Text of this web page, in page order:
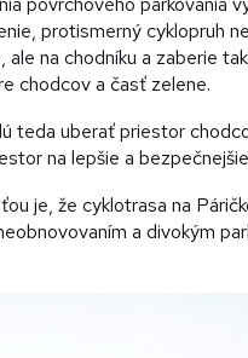
protismerný cyklopruh
ale na chodníku a zaberie
chodcov a časť zelene.
teda uberať priestor
na lepšie a
je, že cyklotrasa na
a divokým